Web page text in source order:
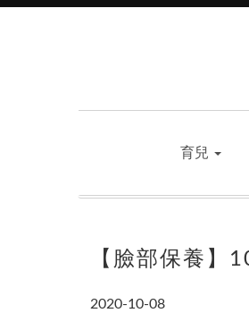
育兒
【臉部保養】
2020-10-08